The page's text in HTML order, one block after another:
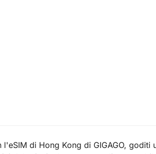
l'eSIM di Hong Kong di GIGAGO,